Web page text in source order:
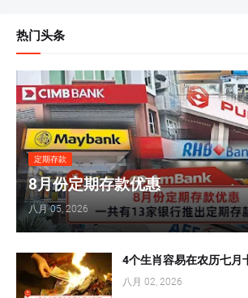
热门头条
定期存款
8月份定期存款优惠
八月 05, 2026
4个生肖容易在农历七月
八月 02, 2026